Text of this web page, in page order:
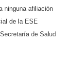
ninguna afiliación
de la ESE
de Salud